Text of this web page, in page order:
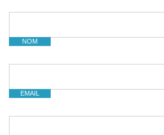
NOM
EMAIL